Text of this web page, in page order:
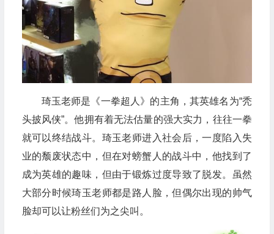
琦玉老师是《一拳超人》的主角，其英雄名为“秃
头披风侠”。他拥有着无法估量的强大实力，往往一拳
就可以终结战斗。琦玉老师进入社会后，一度陷入失
业的颓废状态中，但在对螃蟹人的战斗中，他找到了
成为英雄的趣味，但由于锻炼过度导致了脱发。虽然
大部分时候琦玉老师都是路人脸，但偶尔出现的帅气
脸却可以让粉丝们为之尖叫。